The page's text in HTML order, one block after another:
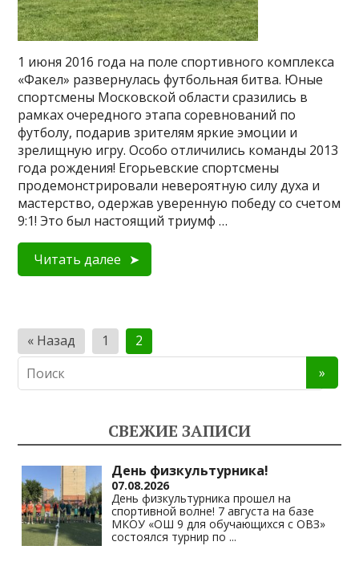
1 июня 2016 года на поле спортивного комплекса
«Факел» развернулась футбольная битва. Юные
спортсмены Московской области сразились в
рамках очередного этапа соревнований по
футболу, подарив зрителям яркие эмоции и
зрелищную игру. Особо отличились команды 2013
года рождения! Егорьевские спортсмены
продемонстрировали невероятную силу духа и
мастерство, одержав уверенную победу со счетом
9:1! Это был настоящий триумф …
Читать далее
Пагинация
записей
« Назад 1 2
СВЕЖИЕ ЗАПИСИ
День физкультурника!
07.08.2026
День физкультурника прошел на
спортивной волне! 7 августа на базе
МКОУ «ОШ 9 для обучающихся с ОВЗ»
состоялся турнир по ...